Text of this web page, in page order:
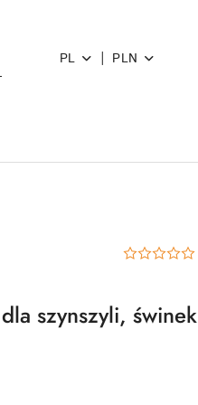
PL | PLN
szynszyli, świnek